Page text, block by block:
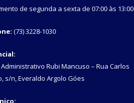
de segunda a sexta de 07:00 às 13:00
(73) 3228-1030
Rubi Mancuso – Rua Carlos
s/n, Everaldo Argolo Góes